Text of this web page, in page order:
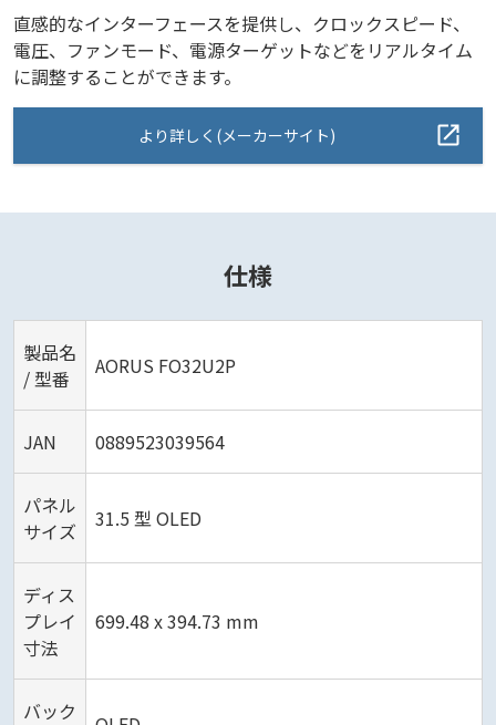
直感的なインターフェースを提供し、クロックスピード、
電圧、ファンモード、電源ターゲットなどをリアルタイム
に調整することができます。
より詳しく(メーカーサイト)
仕様
製品名
/ 型番
AORUS FO32U2P
JAN 0889523039564
パネル
サイズ
31.5 型 OLED
ディス
プレイ
寸法
699.48 x 394.73 mm
バック